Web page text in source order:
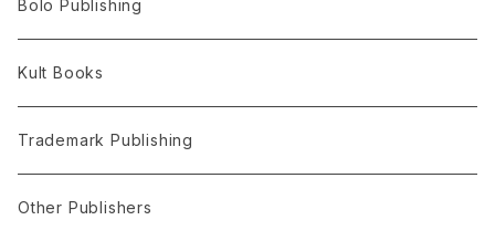
Bolo Publishing
Kult Books
Trademark Publishing
Other Publishers